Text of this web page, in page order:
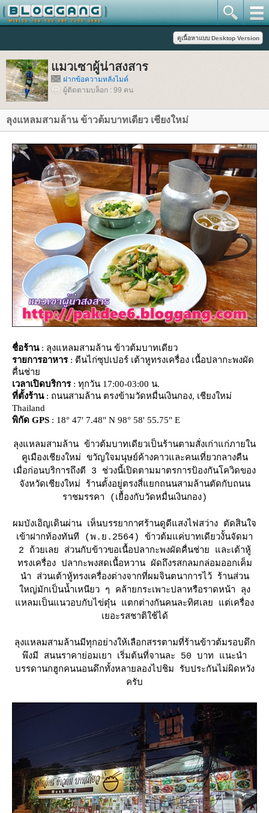
มวเซาผู้น่าสงสาร
ฝากข้อความหลังไมค์
ผู้ติดตามบล็อก : 99 คน
ลุงแหลมสามล้าน ข้าวต้มบาทเดียว เชียงใหม่
ชื่อร้าน: ลุงแหลมสามล้าน ข้าวต้มบาทเดียว
รายการอาหาร: ตีนไก่ซุปเปอร์ เต้าหูทรงเครื่อง เนื้อปลากะพงผัด
คื่นช่า
เวลาเปิดบริการ: ทุกวัน 17:00-03:00 น.
ที่ตั้งร้าน: ถนนสามล้าน ตรงข้ามวัดหมื่นเงินกอง, เชียงใหม่
Thailand
พิกัด GPS : 18° 47' 7.48" N 98° 58' 55.75" E
ลุงแหลมสามล้าน ข้าวต้มบาทเดียวเป็นร้านตามสั่งเก่าแก่ภายใน
คูเมืองเชียงใหม่ ขวัญใจมนุษย์ค้างคาวและคนเที่ยวกลางคืน
เมื่อก่อนบริการถึงตี 3 ช่วงนี้เปิดตามมาตรการป้องกันโควิดของ
จังหวัดเชียงใหม่ ร้านตั้งอยู่ตรงสี่แยกถนนสามล้านตัดกับถนน
ราชมรรคา (เยื้องกับวัดหมื่นเงินกอง)
ผมบังเอิญเดินผ่าน เห็นบรรยากาศร้านดูดีแสงไฟสว่าง ตัดสินใจ
เข้าฝากท้องทันที (พ.ย.2564) ข้าวต้มแค่บาทเดียวงั้นจัดมา
2 ถ้วยเลย ส่วนกับข้าวขอเนื้อปลากะพงผัดคื่นช่าย และเต้าหู้
ทรงเครื่อง ปลากะพงสดเนื้อหวาน ผัดถึงรสกลมกล่อมออกเค็ม
นำ ส่วนเต้าหู้ทรงเครื่องต่างจากที่ผมจินตนาการไว้ ร้านส่วน
หญ่มักเป็นน้ำเหนียว ๆ คล้ายกระเพาะปลาหรือราดหน้า ลุง
หลมเป็นแนวอบกับไข่ตุ๋น แตกต่างกันคนละทิศเลย แต่เครื่อง
เยอะรสชาติใช้ได้
ลุงแหลมสามล้านมีทุกอย่างให้เลือกสรรตามที่ร้านข้าวต้มรอบดึก
พึงมี สนนราคาย่อมเยา เริ่มต้นที่จานละ 50 บาท แนะนำ
บรรดานกฮูกคนนอนดึกทั้งหลายลองไปชิม รับประกันไม่ผิดหวัง
ครับ